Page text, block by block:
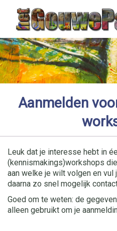
Aanmelden
Leuk dat je interesse hebt in
(kennismakings)workshops
aan welke je wilt volgen en vul
daarna zo snel mogelijk
Goed om te weten: de
alleen gebruikt om je